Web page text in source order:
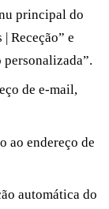
principal do
Receção” e
de e-mail,
ao endereço de
automática do